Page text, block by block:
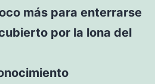
más para enterrarse
por la lona del